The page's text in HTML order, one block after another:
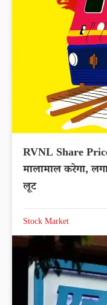
RVNL Share
मालामाल करेगा,
लूट
Stock Market